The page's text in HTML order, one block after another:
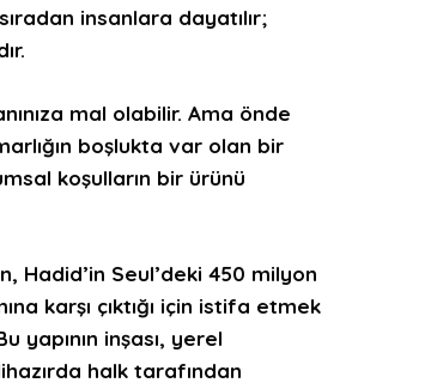
insanlara dayatılır;
.
nıza mal olabilir. Ama önde
boşlukta var olan bir
koşulların bir ürünü
Hadid’in Seul’deki 450 milyon
karşı çıktığı için istifa etmek
yapının inşası, yerel
ihazırda halk tarafından